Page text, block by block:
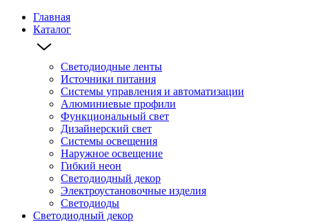
Главная
Каталог
Светодиодные ленты
Источники питания
Системы управления и автоматизации
Алюминиевые профили
Функциональный свет
Дизайнерский свет
Системы освещения
Наружное освещение
Гибкий неон
Светодиодный декор
Электроустановочные изделия
Светодиоды
Светодиодный декор